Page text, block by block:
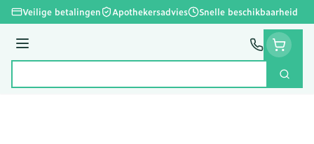
Ga naar de inhoud
Veilige betalingen Apothekersadvies Snelle beschikbaarheid
Menu
Zoek